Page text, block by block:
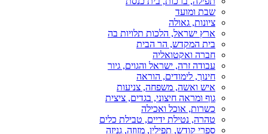
שבת ומועד
ציונות, גאולה
ארץ ישראל, הלכות תלויות בה
בית המקדש, הר הבית
חברה ואקטואליה
עבודה זרה, ישראל והגוים, גיור
חינוך, לימודים, הוראה
איש ואשה, משפחה, צניעות
גוף ומראה חיצוני, בגדים, ציצית
כשרות, אוכל ואכילה
טהרה, נטילת ידיים, טבילת כלים
ספרי קודש, תפילין, מזוזה, גניזה